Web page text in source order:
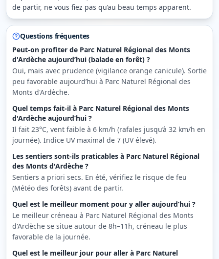
de partir, ne vous fiez pas qu’au beau temps apparent.
Questions fréquentes
Peut-on profiter de Parc Naturel Régional des Monts
d'Ardèche aujourd’hui (balade en forêt) ?
Oui, mais avec prudence (vigilance orange canicule). Sortie
peu favorable aujourd’hui à Parc Naturel Régional des
Monts d'Ardèche.
Quel temps fait-il à Parc Naturel Régional des Monts
d'Ardèche aujourd’hui ?
Il fait 23°C, vent faible à 6 km/h (rafales jusqu’à 32 km/h en
journée). Indice UV maximal de 7 (UV élevé).
Les sentiers sont-ils praticables à Parc Naturel Régional
des Monts d'Ardèche ?
Sentiers a priori secs. En été, vérifiez le risque de feu
(Météo des forêts) avant de partir.
Quel est le meilleur moment pour y aller aujourd’hui ?
Le meilleur créneau à Parc Naturel Régional des Monts
d'Ardèche se situe autour de 8h–11h, créneau le plus
favorable de la journée.
Quel est le meilleur jour pour aller à Parc Naturel